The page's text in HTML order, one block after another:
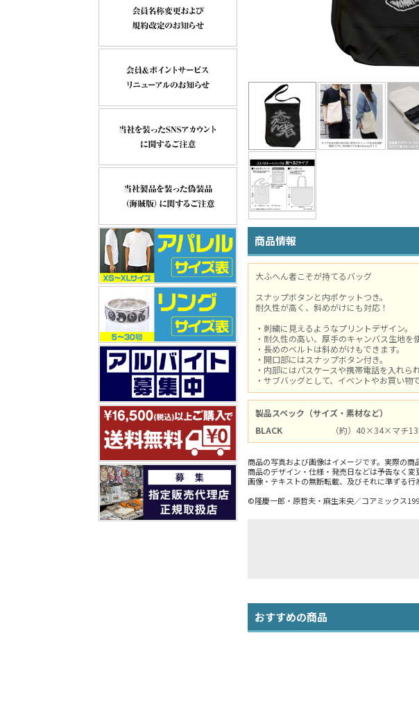
商品情報
大ふへん者こそが持てるバッグ
スナップボタンと内ポケットつき。
耐久性が高く、斜めがけにも対応！
・刺繍に見えるようなプリントデザイン。
・耐久性の高い、厚手のキャンバス生地を
・長めのベルトは斜めがけもできます。
・開口部にはスナップボタン付き。
・内部にはパスケースや携帯電話を入れら
・サブバッグとして、イベントやお買い物
製品スペック（サイズ・素材など）
BLACK
（約）40×34×マチ
商品の写真および画像はイメージです。実際の商
商品のデザイン・仕様・発売日などは予告なく変
画像・テキストの無断転載、及びそれに準ずる行
©隆慶一郎・原哲夫・麻生未央／コアミックス
おすすめの商品